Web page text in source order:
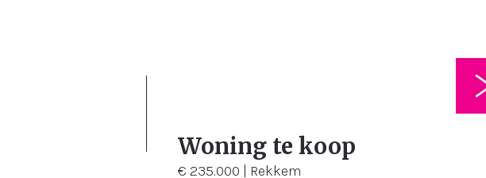
3 250 m² 178 m²
Woning te koop
€ 235.000 | Rekkem